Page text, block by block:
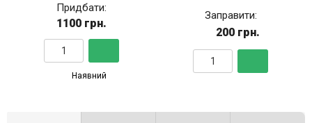
Придбати:
1100 грн.
Наявний
Заправити:
200 грн.